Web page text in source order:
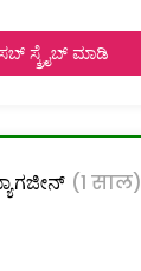
ಸ್ಕ್ರೈಬ್ ಮಾಡಿ
(1 साल)